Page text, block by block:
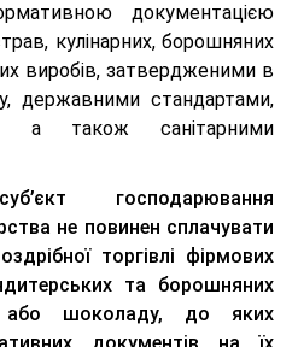
документацією
кулінарних, борошняних
виробів, затвердженими в
державними стандартами,
а також санітарними
суб’єкт господарювання
не повинен сплачувати
торгівлі фірмових
та борошняних
або шоколаду, до яких